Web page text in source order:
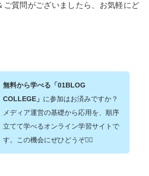
ご質問がございましたら、お気軽にど
無料から学べる「01BLOG
COLLEGE」 に参加はお済みですか？
メディア運営の基礎から応用を、順序
立てて学べるオンライン学習サイトで
す。この機会にぜひどうぞ💁‍♂️